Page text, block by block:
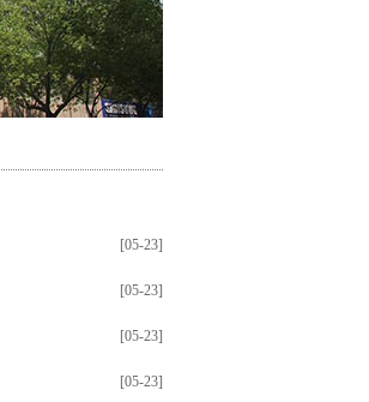
[05-23]
[05-23]
[05-23]
[05-23]